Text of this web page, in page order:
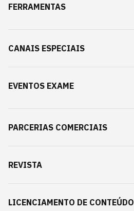
FERRAMENTAS
CANAIS ESPECIAIS
EVENTOS EXAME
PARCERIAS COMERCIAIS
REVISTA
LICENCIAMENTO DE CONTEÚDO